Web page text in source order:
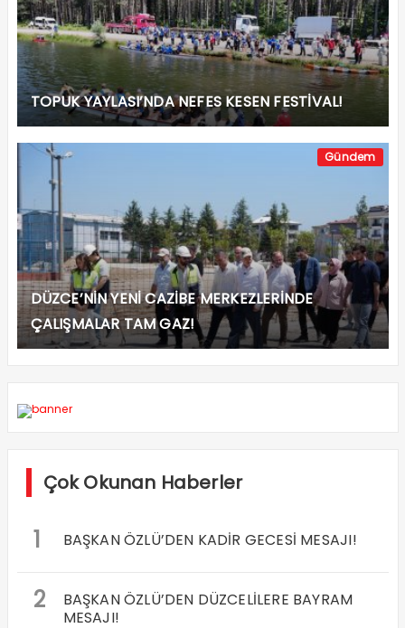
TOPUK YAYLASI’NDA NEFES KESEN FESTİVAL!
Gündem
DÜZCE’NİN YENİ CAZİBE MERKEZLERİNDE
ÇALIŞMALAR TAM GAZ!
Çok Okunan Haberler
1 BAŞKAN ÖZLÜ’DEN KADİR GECESİ MESAJI!
2
BAŞKAN ÖZLÜ’DEN DÜZCELİLERE BAYRAM
MESAJI!